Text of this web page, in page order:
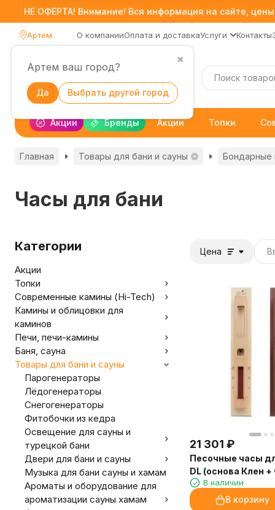
НЕ ОФЕРТА! Внимание! Вся информация на сайте,
Артем
✖
Артем ваш город?
Да Выбрать другой город
О компанииОплата и доставкаУслуги Контакты
Акции Бренды Акции Топки
Главная Товары для бани и сауны Бондарные
Часы для бани
Цена
21 301 ₽
Песочные часы
DL (основа Клен
В наличии
В корзину
Категории
Акции
Топки
Современные камины (Hi-Tech)
Камины и облицовки для
каминов
Печи, печи-камины
Баня, сауна
Товары для бани и сауны
Парогенераторы
Лёдогенераторы
Снегогенераторы
Фитобочки из кедра
Освещение для сауны и
турецкой бани
Двери для бани и сауны
Музыка для бани сауны и хамам
Ароматы и оборудование для
ароматизации сауны хамам